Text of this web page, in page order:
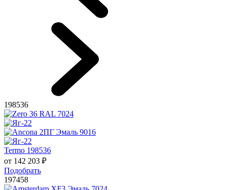
198536
Termo 198536
от 142 203 ₽
Подобрать
197458